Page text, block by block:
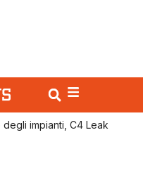
impianti, C4 Leak